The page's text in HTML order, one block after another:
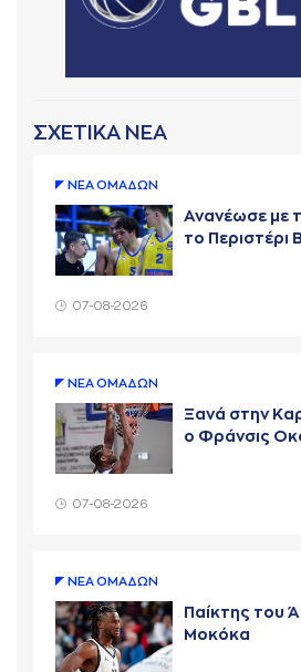
ΣΧΕΤΙΚΑ ΝΕΑ
ΝΕA ΟΜAΔΩΝ
Ανανέωσε με
το Περιστέρι
07-08-2026
ΝΕA ΟΜAΔΩΝ
Ξανά στην
ο Φράνσις
07-08-2026
ΝΕA ΟΜAΔΩΝ
Παίκτης του
Μοκόκα